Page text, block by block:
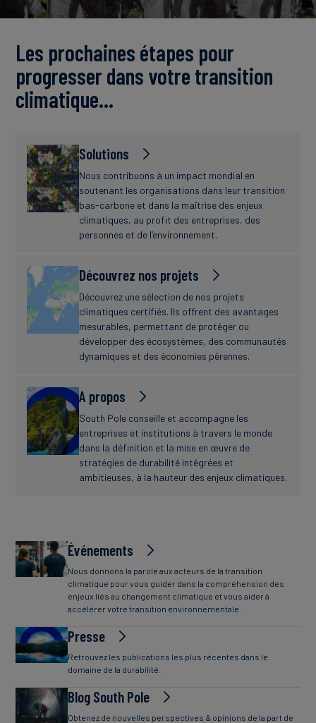
Les prochaines étapes pour
progresser dans votre transition
climatique…
Solutions
Nous contribuons à un impact mondial en
soutenant les organisations dans leur transition
bas-carbone et dans la maîtrise des enjeux
climatiques, au profit des entreprises, des
personnes et de l’environnement.
Découvrez nos projets
Découvrez une sélection de nos projets
climatiques certifiés. Ils offrent des avantages
mesurables, permettant de protéger ou
développer des écosystèmes, des communautés
dynamiques et des économies pérennes.
A propos
South Pole conseille et accompagne les
entreprises et institutions à travers le monde
dans la définition et la mise en œuvre de
stratégies de durabilité intégrées et
ambitieuses, à la hauteur des enjeux climatiques.
Événements
Nous donnons la parole aux acteurs de la transition
climatique pour vous guider dans la compréhension des
enjeux liés au changement climatique et vous aider à
accélérer votre transition environnementale.
Presse
Retrouvez les publications les plus récentes dans le
domaine de la durabilité.
Blog South Pole
Obtenez de nouvelles perspectives & opinions de la part de